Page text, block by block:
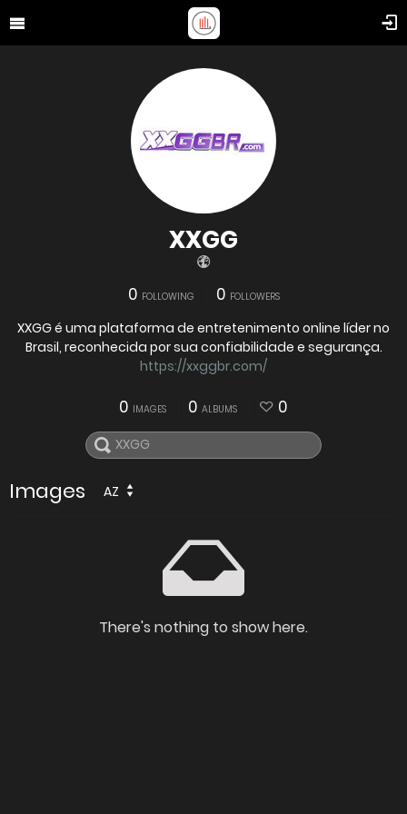
XXGG
0 FOLLOWING 0 FOLLOWERS
XXGG é uma plataforma de entretenimento online líder no
Brasil, reconhecida por sua confiabilidade e segurança.
https://xxggbr.com/
0 IMAGES 0 ALBUMS 0
Images AZ
There's nothing to show here.